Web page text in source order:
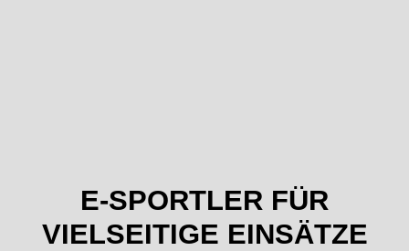
E-SPORTLER FÜR
VIELSEITIGE EINSÄTZE